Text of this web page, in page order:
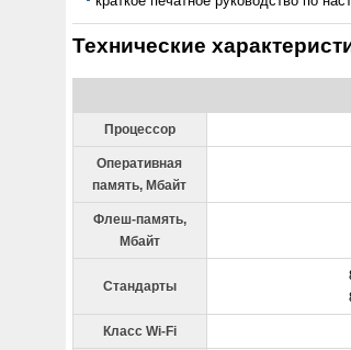
Технические
Процессор
Оперативная
память, Мбайт
Флеш-память,
Мбайт
Стандарты
Класс Wi-Fi